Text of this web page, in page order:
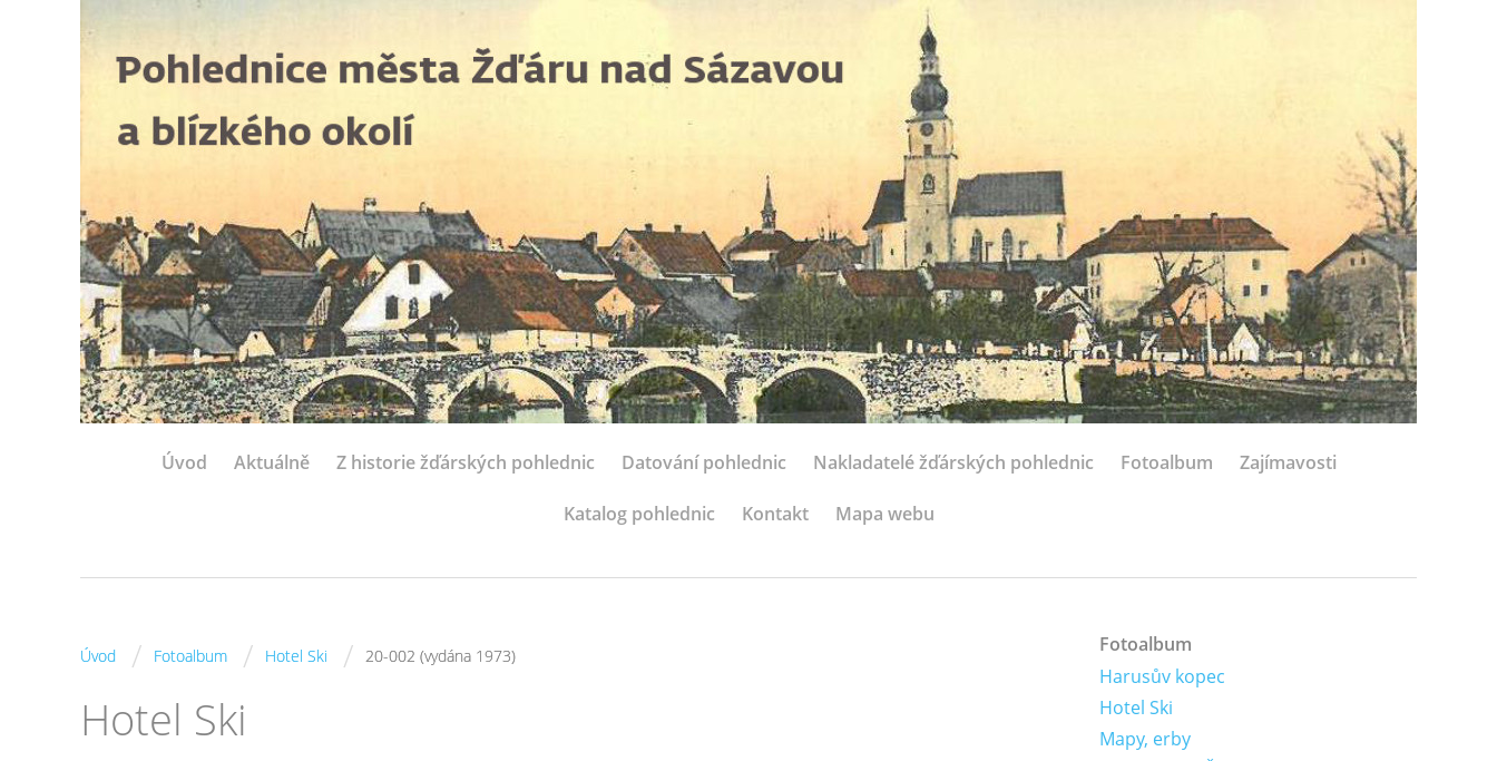
Úvod Aktuálně Z historie žďárských pohlednic Datování pohlednic Nakladatelé žďárských pohlednic Fotoalbum Zajímavosti
Katalog pohlednic Kontakt Mapa webu
Úvod / Fotoalbum / Hotel Ski / 20-002 (vydána 1973)
Hotel Ski
Fotoalbum
Harusův kopec
Hotel Ski
Mapy, erby